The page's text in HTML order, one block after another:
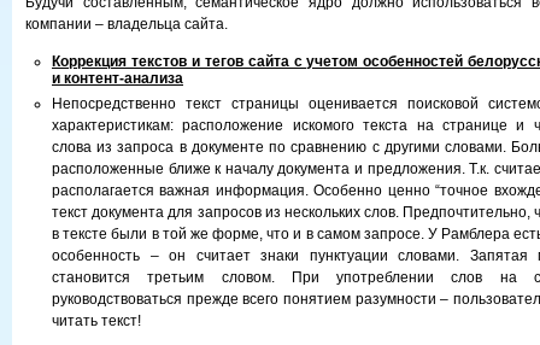
компании – владельца сайта.
Коррекция текстов и тегов сайта с учетом особенностей
и контент-анализа
Непосредственно текст страницы оценивается поисковой
характеристикам: расположение искомого текста на странице и
слова из запроса в документе по сравнению с другими словами.
расположенные ближе к началу документа и предложения. Т.к.
располагается важная информация. Особенно ценно “точное
текст документа для запросов из нескольких слов. Предпочтительно,
в тексте были в той же форме, что и в самом запросе. У Рамблера
особенность – он считает знаки пунктуации словами.
становится третьим словом. При употреблении слов на
руководствоваться прежде всего понятием разумности –
читать текст!